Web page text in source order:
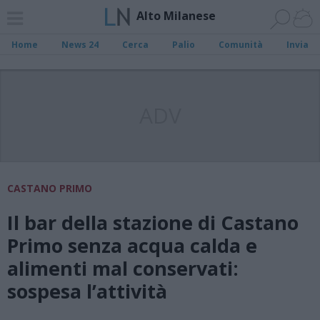
Alto Milanese
Home News 24 Cerca Palio Comunità Invia
CASTANO PRIMO
Il bar della stazione di Castano
Primo senza acqua calda e
alimenti mal conservati:
sospesa l’attività